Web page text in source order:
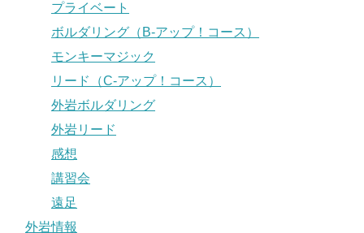
プライベート
ボルダリング（B-アップ！コース）
モンキーマジック
リード（C-アップ！コース）
外岩ボルダリング
外岩リード
感想
講習会
遠足
外岩情報